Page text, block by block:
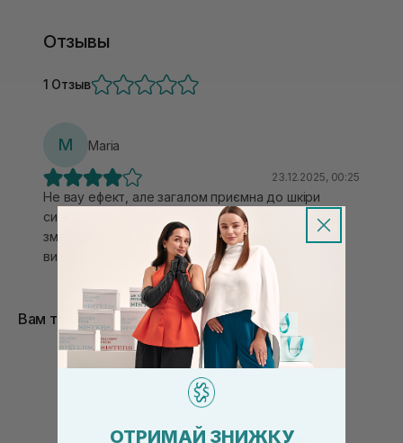
Отзывы
1 Отзыв
M Maria
23.12.2025, 00:25
Не вау ефект, але загалом приємна до шкіри
сироватка, не липка, відчула заспокоєння шкіри,
зменшення почервоніння, трохи підсушує
висипання, можна спробувати
Вам также понравится
ОТРИМАЙ ЗНИЖКУ